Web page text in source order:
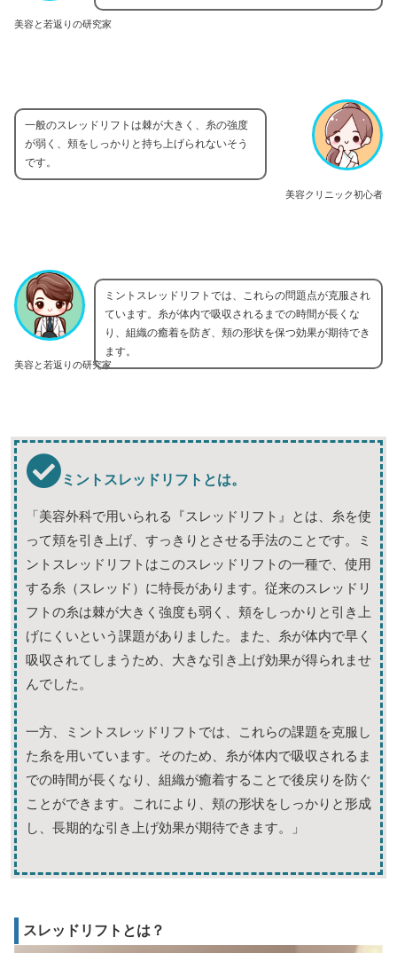
美容と若返りの研究家
美容クリニック初心者
一般のスレッドリフトは棘が大きく、糸の強度
が弱く、頬をしっかりと持ち上げられないそう
です。
美容と若返りの研究家
ミントスレッドリフトでは、これらの問題点が克服され
ています。糸が体内で吸収されるまでの時間が長くな
り、組織の癒着を防ぎ、頬の形状を保つ効果が期待でき
ます。
ミントスレッドリフトとは。
「美容外科で用いられる『スレッドリフト』とは、糸を使
って頬を引き上げ、すっきりとさせる手法のことです。ミ
ントスレッドリフトはこのスレッドリフトの一種で、使用
する糸（スレッド）に特長があります。従来のスレッドリ
フトの糸は棘が大きく強度も弱く、頬をしっかりと引き上
げにくいという課題がありました。また、糸が体内で早く
吸収されてしまうため、大きな引き上げ効果が得られませ
んでした。
一方、ミントスレッドリフトでは、これらの課題を克服し
た糸を用いています。そのため、糸が体内で吸収されるま
での時間が長くなり、組織が癒着することで後戻りを防ぐ
ことができます。これにより、頬の形状をしっかりと形成
し、長期的な引き上げ効果が期待できます。」
スレッドリフトとは？